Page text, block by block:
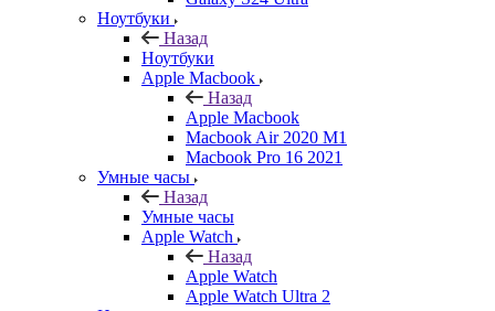
Ноутбуки
Назад
Ноутбуки
Apple Macbook
Назад
Apple Macbook
Macbook Air 2020 M1
Macbook Pro 16 2021
Умные часы
Назад
Умные часы
Apple Watch
Назад
Apple Watch
Apple Watch Ultra 2